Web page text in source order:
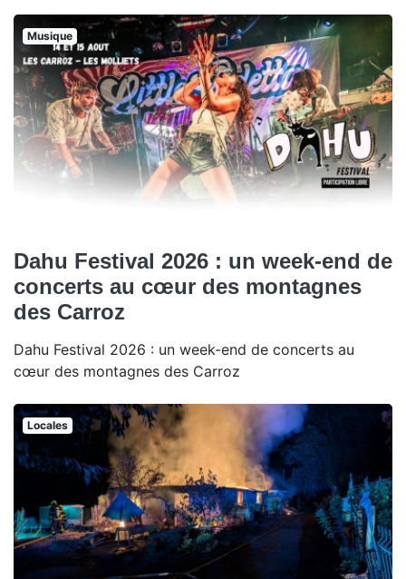
Musique
Dahu Festival 2026 : un week-end de
concerts au cœur des montagnes
des Carroz
Dahu Festival 2026 : un week-end de concerts au
cœur des montagnes des Carroz
Locales